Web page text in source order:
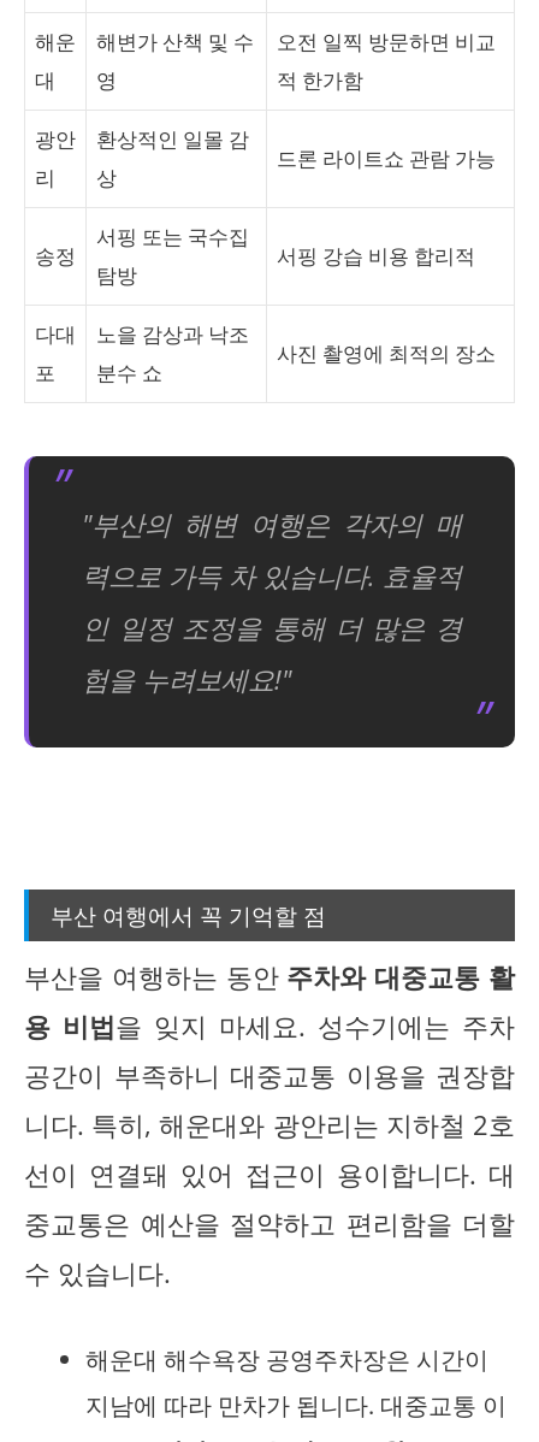
해운
대
해변가 산책 및 수
영
오전 일찍 방문하면 비교
적 한가함
광안
리
환상적인 일몰 감
상
드론 라이트쇼 관람 가능
송정
서핑 또는 국수집
탐방
서핑 강습 비용 합리적
다대
포
노을 감상과 낙조
분수 쇼
사진 촬영에 최적의 장소
"부산의 해변 여행은 각자의 매
력으로 가득 차 있습니다. 효율적
인 일정 조정을 통해 더 많은 경
험을 누려보세요!"
부산 여행에서 꼭 기억할 점
부산을 여행하는 동안 주차와 대중교통 활
용 비법을 잊지 마세요. 성수기에는 주차
공간이 부족하니 대중교통 이용을 권장합
니다. 특히, 해운대와 광안리는 지하철 2호
선이 연결돼 있어 접근이 용이합니다. 대
중교통은 예산을 절약하고 편리함을 더할
수 있습니다.
해운대 해수욕장 공영주차장은 시간이
지남에 따라 만차가 됩니다. 대중교통 이